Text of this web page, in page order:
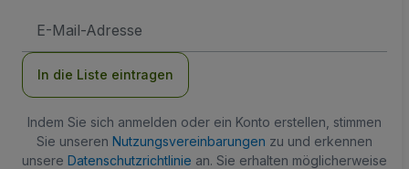
Mail-
In die Liste eintragen
Indem Sie sich anmelden oder ein Konto erstellen, stimmen
Sie unseren Nutzungsvereinbarungen zu und erkennen
unsere Datenschutzrichtlinie an. Sie erhalten möglicherweise